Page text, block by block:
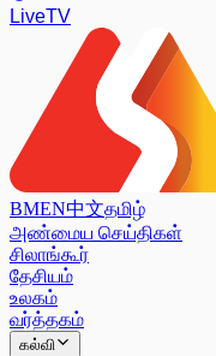
LiveTV
BMEN中文தமிழ்
அண்மைய செய்திகள்
சிலாங்கூர்
தேசியம்
உலகம்
வர்த்தகம்
கல்வி